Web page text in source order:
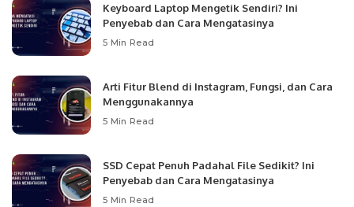
Keyboard Laptop Mengetik Sendiri? Ini
Penyebab dan Cara Mengatasinya
5 Min Read
Arti Fitur Blend di Instagram, Fungsi, dan Cara
Menggunakannya
5 Min Read
SSD Cepat Penuh Padahal File Sedikit? Ini
Penyebab dan Cara Mengatasinya
5 Min Read